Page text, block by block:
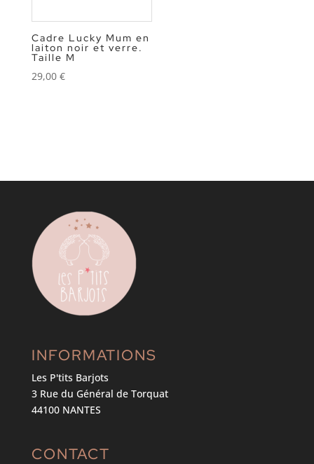
Cadre Lucky Mum en
laiton noir et verre.
Taille M
29,00 €
INFORMATIONS
Les P'tits Barjots
3 Rue du Général de Torquat
44100 NANTES
CONTACT